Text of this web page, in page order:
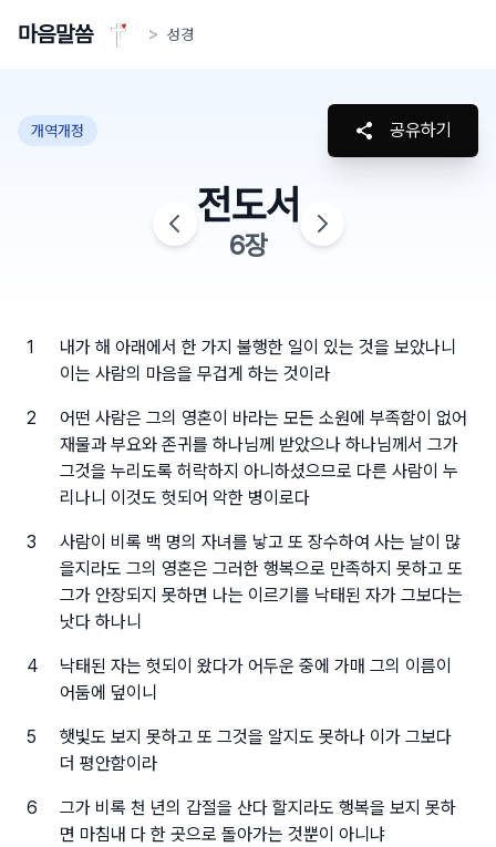
마음말씀 > 성경
개역개정 공유하기
전도서
6장
1
내가 해 아래에서 한 가지 불행한 일이 있는 것을 보았나니
이는 사람의 마음을 무겁게 하는 것이라
2
어떤 사람은 그의 영혼이 바라는 모든 소원에 부족함이 없어
재물과 부요와 존귀를 하나님께 받았으나 하나님께서 그가
그것을 누리도록 허락하지 아니하셨으므로 다른 사람이 누
리나니 이것도 헛되어 악한 병이로다
3
사람이 비록 백 명의 자녀를 낳고 또 장수하여 사는 날이 많
을지라도 그의 영혼은 그러한 행복으로 만족하지 못하고 또
그가 안장되지 못하면 나는 이르기를 낙태된 자가 그보다는
낫다 하나니
4
낙태된 자는 헛되이 왔다가 어두운 중에 가매 그의 이름이
어둠에 덮이니
5
햇빛도 보지 못하고 또 그것을 알지도 못하나 이가 그보다
더 평안함이라
6
그가 비록 천 년의 갑절을 산다 할지라도 행복을 보지 못하
면 마침내 다 한 곳으로 돌아가는 것뿐이 아니냐